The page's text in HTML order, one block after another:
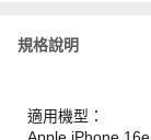
規格說明
適用機型：